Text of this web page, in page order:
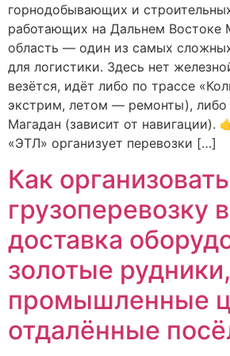
горнодобывающих и
работающих на Дальнем Востоке
область — один из самых
для логистики. Здесь нет
везётся, идёт либо по трассе
экстрим, летом — ремонты), либо
Магадан (зависит от навигации).
«ЭТЛ» организует перевозки […]
Как организовать
грузоперевозку
доставка
золотые
промышленные
отдалённые